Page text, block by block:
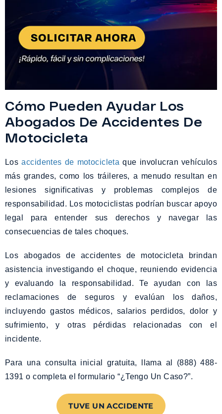
Cómo Pueden Ayudar Los
Abogados De Accidentes De
Motocicleta
Losaccidentes de motocicleta que involucran vehículos
más grandes, como los tráileres, a menudo resultan en
lesiones significativas y problemas complejos de
responsabilidad. Los motociclistas podrían buscar apoyo
legal para entender sus derechos y navegar las
consecuencias de tales choques.
Los abogados de accidentes de motocicleta brindan
asistencia investigando el choque, reuniendo evidencia
y evaluando la responsabilidad. Te ayudan con las
reclamaciones de seguros y evalúan los daños,
incluyendo gastos médicos, salarios perdidos, dolor y
sufrimiento, y otras pérdidas relacionadas con el
incidente.
Para una consulta inicial gratuita, llama al (888) 488-
1391 o completa el formulario “¿Tengo Un Caso?”.
TUVE UN ACCIDENTE